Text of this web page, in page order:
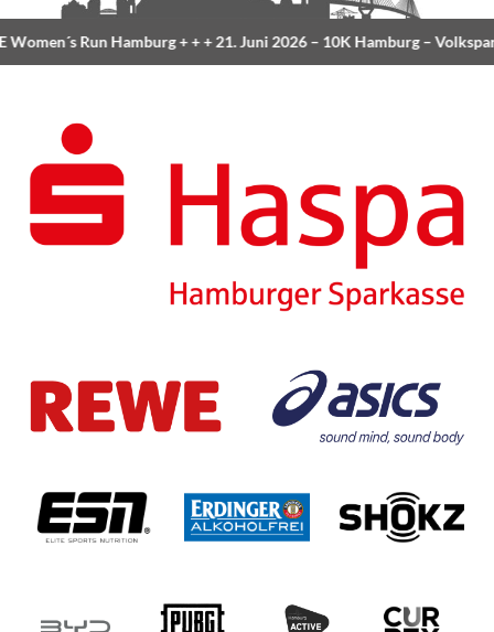
Run Hamburg+ + +21. Juni 2026 –10K Hamburg–